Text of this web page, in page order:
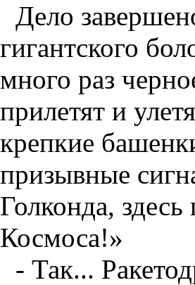
Дело
гигантского
много раз
прилетят и
крепкие
призывные
Голконда,
Космоса!»
- Так...